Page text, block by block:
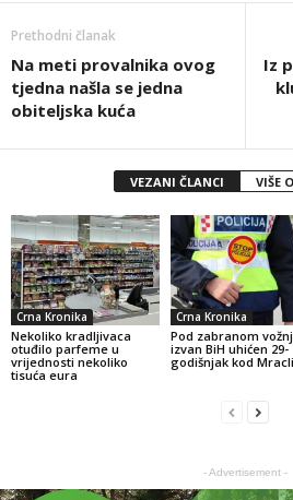
Prethodni članak
Na meti provalnika ovog
tjedna našla se jedna
obiteljska kuća
Iz
VEZANI ČLANCI VIŠE
Crna Kronika
Nekoliko kradljivaca
otuđilo parfeme u
vrijednosti nekoliko
tisuća eura
Crna Kronika
Pod zabranom
izvan BiH uhićen 29-
godišnjak kod
- Advertisement -